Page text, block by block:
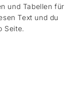
und Tabellen für
Text und du
Seite.